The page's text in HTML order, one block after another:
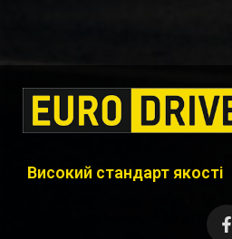
Високий стандарт якості